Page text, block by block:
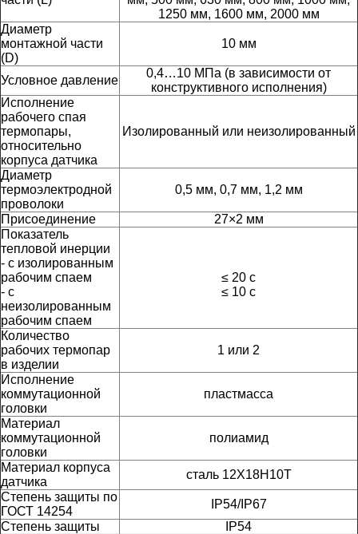
1250 мм, 1600 мм, 2000 мм
Диаметр
монтажной части
(D)
10 мм
Условное давление
0,4…10 МПа (в зависимости от
конструктивного исполнения)
Исполнение
рабочего спая
термопары,
относительно
корпуса датчика
Изолированный или неизолированный
Диаметр
термоэлектродной
проволоки
0,5 мм, 0,7 мм, 1,2 мм
Присоединение
27×2 мм
Показатель
тепловой инерции
- с изолированным
рабочим спаем
- с
неизолированным
рабочим спаем
≤ 20 с
≤ 10 с
Количество
рабочих термопар
в изделии
1 или 2
Исполнение
коммутационной
головки
пластмасса
Материал
коммутационной
головки
полиамид
Материал корпуса
датчика
сталь 12Х18Н10Т
Степень защиты по
ГОСТ 14254
IP54/IP67
Степень защиты
IP54